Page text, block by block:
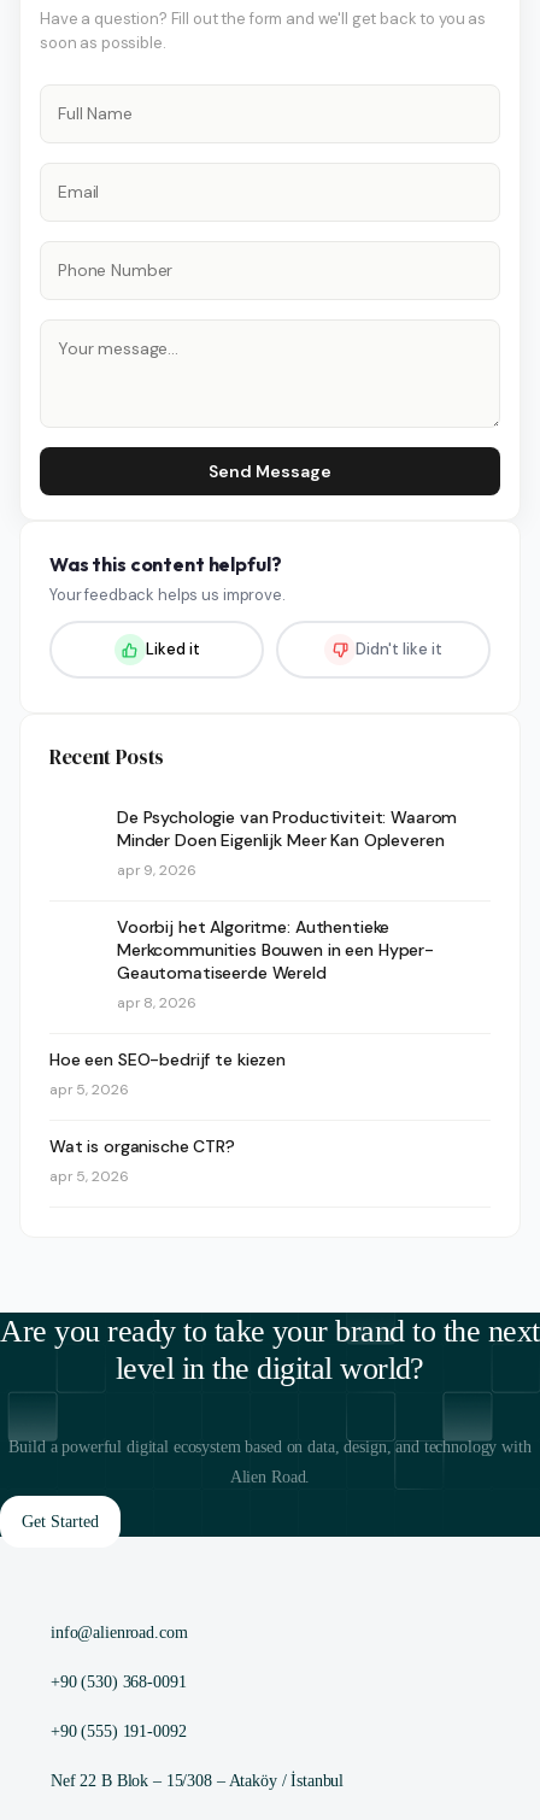
Have a question? Fill out the form and we'll get back to you as
soon as possible.
Send Message
Was this content helpful?
Your feedback helps us improve.
Liked it Didn't like it
Recent Posts
De Psychologie van Productiviteit: Waarom
Minder Doen Eigenlijk Meer Kan Opleveren
apr 9, 2026
Voorbij het Algoritme: Authentieke
Merkcommunities Bouwen in een Hyper-
Geautomatiseerde Wereld
apr 8, 2026
Hoe een SEO-bedrijf te kiezen
apr 5, 2026
Wat is organische CTR?
apr 5, 2026
Are you ready to take your brand to the next
level in the digital world?
Build a powerful digital ecosystem based on data, design, and technology with
Alien Road.
Get Started
info@alienroad.com
+90 (530) 368-0091
+90 (555) 191-0092
Nef 22 B Blok – 15/308 – Ataköy / İstanbul